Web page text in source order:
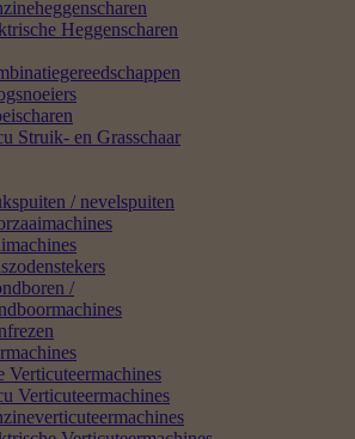
Heggenscharen
Struik- en Grasschaar
/ nevelspuiten
/
Verticuteermachines
Verticuteermachines